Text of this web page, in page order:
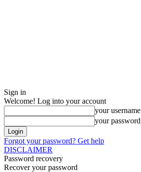
Sign in
Welcome! Log into your account
your username
your password
Forgot your password? Get help
DISCLAIMER
Password recovery
Recover your password